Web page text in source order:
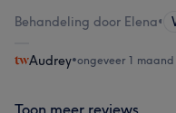
Behandeling door Elena•
Audrey•ongeveer 1
Toon meer reviews...